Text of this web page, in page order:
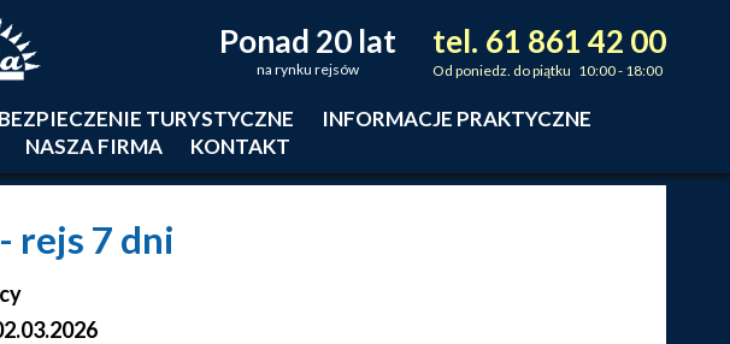
tel. 61 861 42 00
Od poniedz. do piątku 10:00 - 18:00
Ponad 20 lat
na rynku rejsów
TURYSTYCZNE
INFORMACJE PRAKTYCZNE
NASZA FIRMA KONTAKT
- rejs 7 dni